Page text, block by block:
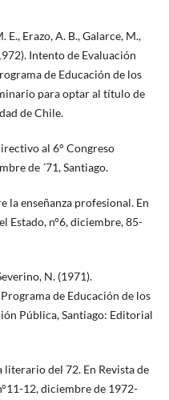
E., Erazo, A. B., Galarce, M.,
Intento de Evaluación
de Educación de los
para optar al título de
de Chile.
al 6° Congreso
de ´71, Santiago.
la enseñanza profesional. En
Estado, n°6, diciembre, 85-
N. (1971).
de Educación de los
Pública, Santiago: Editorial
del 72. En Revista de
12, diciembre de 1972-